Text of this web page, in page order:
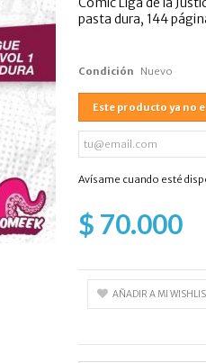
pasta dura, 144
Condición Nuevo
Este producto ya no
Avísame cuando esté
$ 70.000
AÑADIR A MI